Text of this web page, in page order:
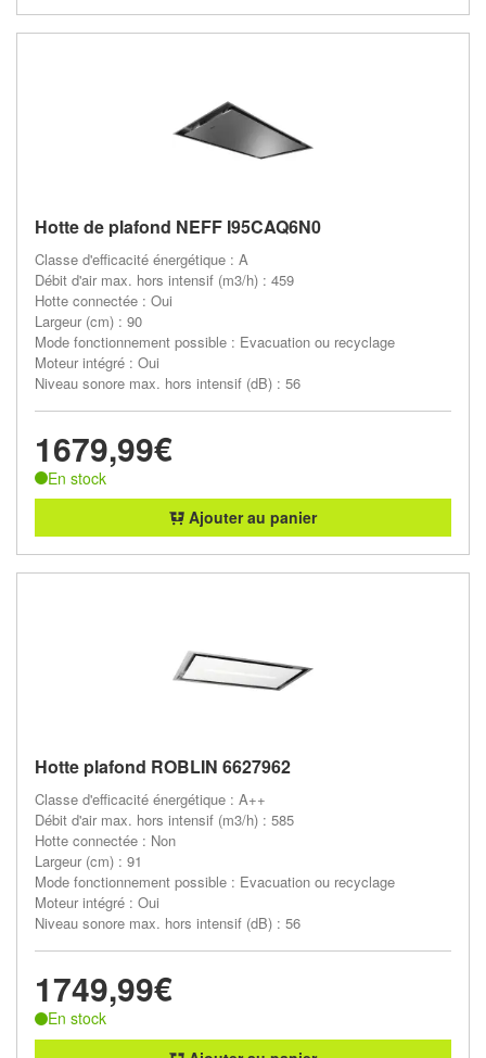
Hotte de plafond NEFF I95CAQ6N0
Classe d'efficacité énergétique : A
Débit d'air max. hors intensif (m3/h) : 459
Hotte connectée : Oui
Largeur (cm) : 90
Mode fonctionnement possible : Evacuation ou recyclage
Moteur intégré : Oui
Niveau sonore max. hors intensif (dB) : 56
1679,99€
En stock
Ajouter au panier
Hotte plafond ROBLIN 6627962
Classe d'efficacité énergétique : A++
Débit d'air max. hors intensif (m3/h) : 585
Hotte connectée : Non
Largeur (cm) : 91
Mode fonctionnement possible : Evacuation ou recyclage
Moteur intégré : Oui
Niveau sonore max. hors intensif (dB) : 56
1749,99€
En stock